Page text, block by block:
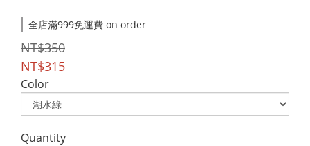
全店滿999免運費 on order
NT$350
NT$315
Color
Quantity